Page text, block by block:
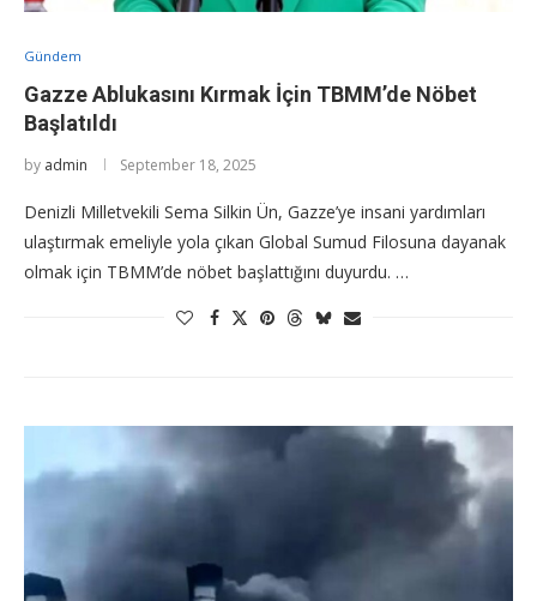
Gündem
Gazze Ablukasını Kırmak İçin TBMM’de Nöbet
Başlatıldı
by admin September 18, 2025
Denizli Milletvekili Sema Silkin Ün, Gazze’ye insani yardımları
ulaştırmak emeliyle yola çıkan Global Sumud Filosuna dayanak
olmak için TBMM’de nöbet başlattığını duyurdu. …